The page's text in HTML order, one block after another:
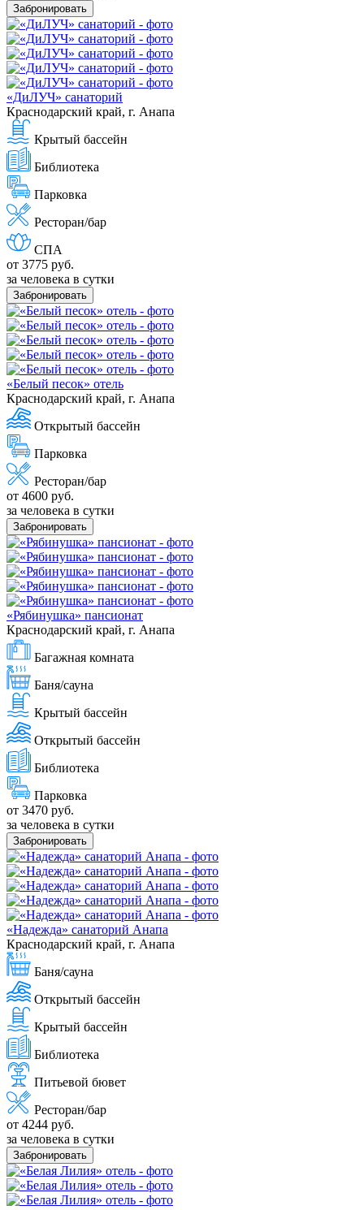
Забронировать
«ДиЛУЧ» санаторий
Краснодарский край, г. Анапа
Крытый бассейн
Библиотека
Парковка
Ресторан/бар
СПА
от 3775 руб.
за человека в сутки
Забронировать
«Белый песок» отель
Краснодарский край, г. Анапа
Открытый бассейн
Парковка
Ресторан/бар
от 4600 руб.
за человека в сутки
Забронировать
«Рябинушка» пансионат
Краснодарский край, г. Анапа
Багажная комната
Баня/сауна
Крытый бассейн
Открытый бассейн
Библиотека
Парковка
от 3470 руб.
за человека в сутки
Забронировать
«Надежда» санаторий Анапа
Краснодарский край, г. Анапа
Баня/сауна
Открытый бассейн
Крытый бассейн
Библиотека
Питьевой бювет
Ресторан/бар
от 4244 руб.
за человека в сутки
Забронировать